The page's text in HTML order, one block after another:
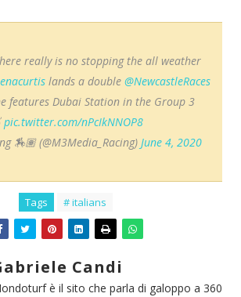
really is no stopping the all weather
lands a double @NewcastleRaces
features Dubai Station in the Group 3
pic.twitter.com/nPcIkNNOP8
🏇🏽 (@M3Media_Racing) June 4, 2020
Tags # italians
Candi
è il sito che parla di galoppo a 360